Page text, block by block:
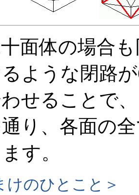
面体の場合も
ような閉路
せることで
り、各面の
す。
のひとこと＞